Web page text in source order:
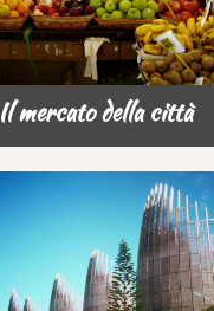
Il mercato della città